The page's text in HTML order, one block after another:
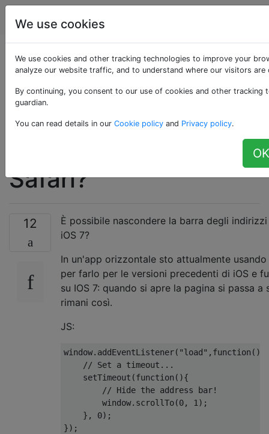
Apple
È possibile
nascondere la barra
degli indirizzi e la
barra di stato in iOS 7
Safari?
12
È possibile nascondere la barra degli
iOS 7?
In un'app orizzontale sto attualmente
per farlo per le versioni precedenti di iOS e
su IOS 7: quando si apre la pagina si passa a
rimani così.
JS:
window. addEventListener( "load" , function ()
// Set a timeout...
    setTimeout
(function (){
// Hide the address bar!
        window
. scrollTo(0, 1 );
},
0);
});
We use cookies
We use cookies and other tracking technologies to improve your
analyze our website traffic, and to understand where our visitors are
By continuing, you consent to our use of cookies and other
guardian.
You can read details in our Cookie policy and Privacy policy.